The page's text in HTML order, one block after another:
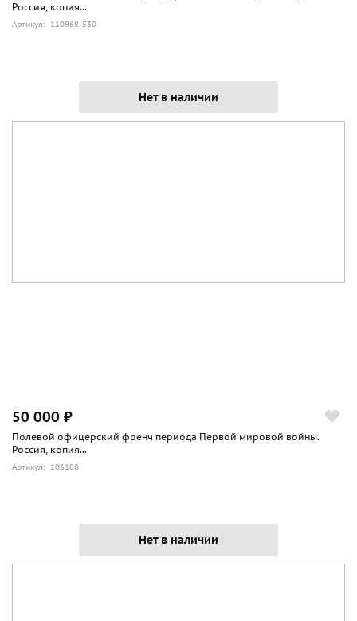
Россия, копия...
Артикул: 110968-530
Нет в наличии
50 000 ₽
Полевой офицерский френч периода Первой мировой войны.
Россия, копия...
Артикул: 106108
Нет в наличии